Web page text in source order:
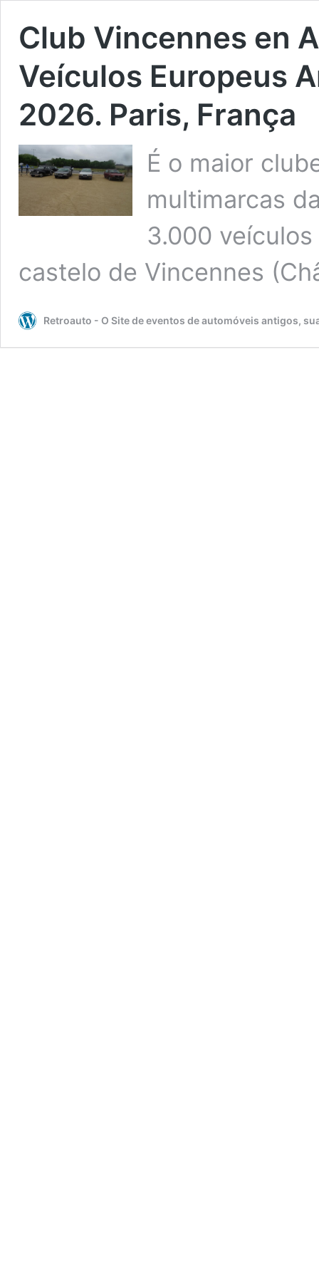
Club Vincennes en
Veículos Europeus
2026. Paris, França
É o maior
multimarcas
3.000
castelo de Vincennes
Retroauto - O Site de eventos de automóveis antigos,